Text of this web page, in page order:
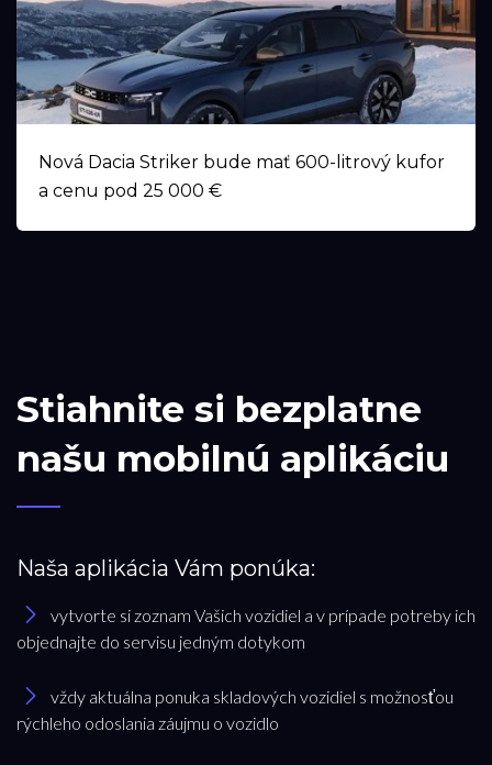
Nová Dacia Striker bude mať 600-litrový kufor
a cenu pod 25 000 €
Stiahnite si bezplatne
našu mobilnú aplikáciu
Naša aplikácia Vám ponúka:
vytvorte si zoznam Vašich vozidiel a v prípade potreby ich
objednajte do servisu jedným dotykom
vždy aktuálna ponuka skladových vozidiel s možnosťou
rýchleho odoslania záujmu o vozidlo